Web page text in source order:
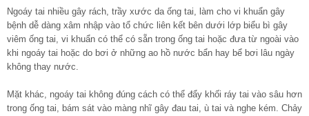
Ngoáy tai nhiều gây rách, trầy xước da ống tai, làm cho vi khuẩn gây
bệnh dễ dàng xâm nhập vào tổ chức liên kết bên dưới lớp biểu bì gây
viêm ống tai, vi khuẩn có thể có sẵn trong ống tai hoặc đưa từ ngoài vào
khi ngoáy tai hoặc do bơi ở những ao hồ nước bẩn hay bể bơi lâu ngày
không thay nước.
Mặt khác, ngoáy tai không đúng cách có thể đẩy khối ráy tai vào sâu hơn
trong ống tai, bám sát vào màng nhĩ gây đau tai, ù tai và nghe kém. Chảy